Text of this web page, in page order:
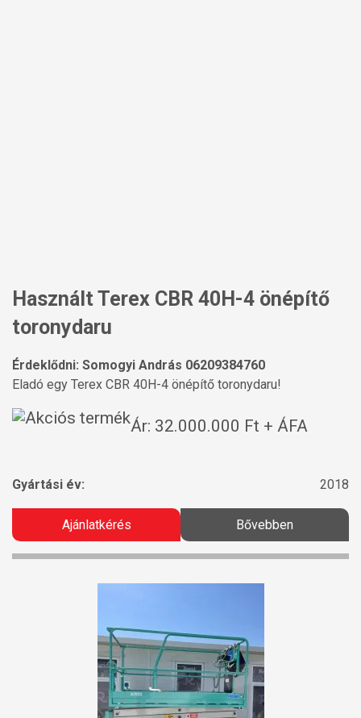
Használt Terex CBR 40H-4 önépítő
toronydaru
Érdeklődni: Somogyi András 06209384760
Eladó egy Terex CBR 40H-4 önépítő toronydaru!
Ár: 32.000.000 Ft + ÁFA
Gyártási év: 2018
Ajánlatkérés Bővebben